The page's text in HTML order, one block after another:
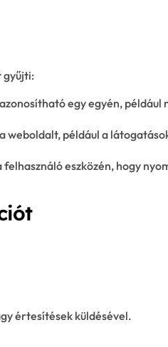
gyűjti:
egy egyén, például
weboldalt, például a
eszközén, hogy
értesítések küldésével.